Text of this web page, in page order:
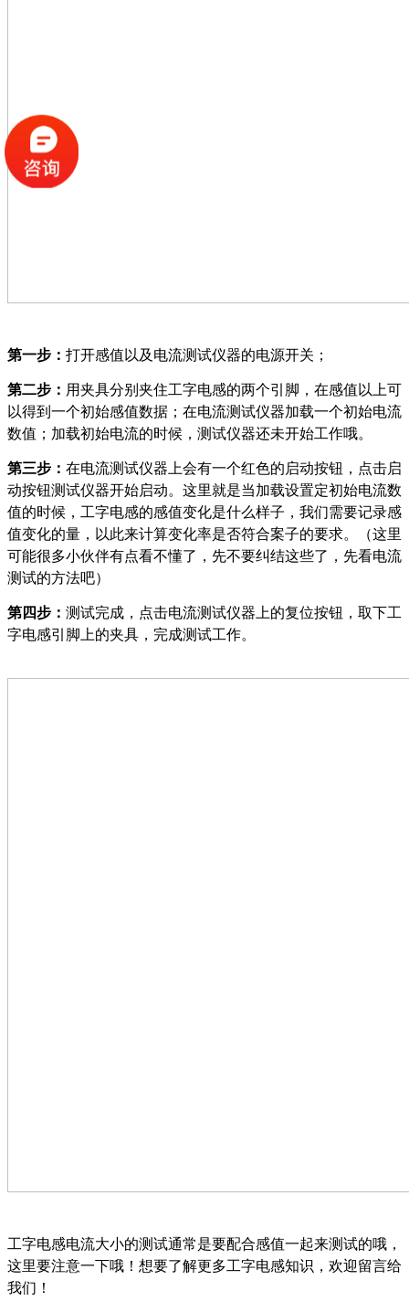
第一步： 打开感值以及电流测试仪器的电源开关；
第二步： 用夹具分别夹住工字电感的两个引脚，在感值以上可
以得到一个初始感值数据；在电流测试仪器加载一个初始电流
数值；加载初始电流的时候，测试仪器还未开始工作哦。
第三步： 在电流测试仪器上会有一个红色的启动按钮，点击启
动按钮测试仪器开始启动。这里就是当加载设置定初始电流数
值的时候，工字电感的感值变化是什么样子，我们需要记录感
值变化的量，以此来计算变化率是否符合案子的要求。（这里
可能很多小伙伴有点看不懂了，先不要纠结这些了，先看电流
测试的方法吧）
第四步： 测试完成，点击电流测试仪器上的复位按钮，取下工
字电感引脚上的夹具，完成测试工作。
工字电感电流大小的测试通常是要配合感值一起来测试的哦，
这里要注意一下哦！想要了解更多工字电感知识，欢迎留言给
我们！